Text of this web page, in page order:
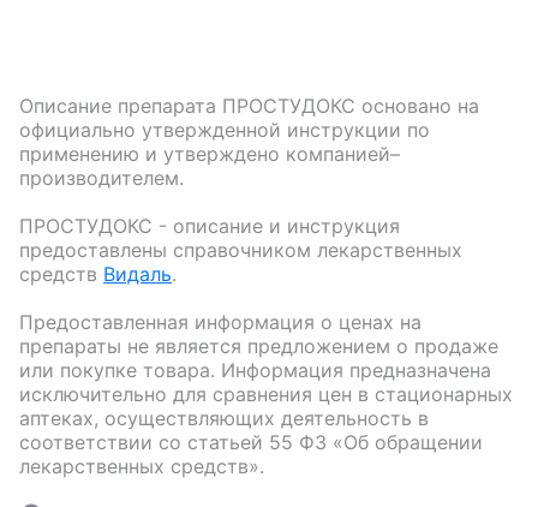
Описание препарата ПРОСТУДОКС основано на
официально утвержденной инструкции по
применению и утверждено компанией–
производителем.
ПРОСТУДОКС - описание и инструкция
предоставлены справочником лекарственных
средств Видаль.
Предоставленная информация о ценах на
препараты не является предложением о продаже
или покупке товара. Информация предназначена
исключительно для сравнения цен в стационарных
аптеках, осуществляющих деятельность в
соответствии со статьей 55 ФЗ «Об обращении
лекарственных средств».